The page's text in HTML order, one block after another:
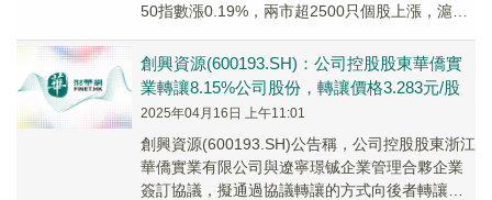
50指數漲0.19%，兩市超2500只個股上漲，滬深
創興資源(600193.SH)：公司控股股東華僑實
業轉讓8.15%公司股份，轉讓價格3.283元/股
2025年04月16日 上午11:01
創興資源(600193.SH)公告稱，公司控股股東浙江
華僑實業有限公司與遼寧璟铖企業管理合夥企業
簽訂協議，擬通過協議轉讓的方式向後者轉讓